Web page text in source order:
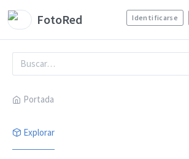
FotoRed Identificarse
Portada
Explorar